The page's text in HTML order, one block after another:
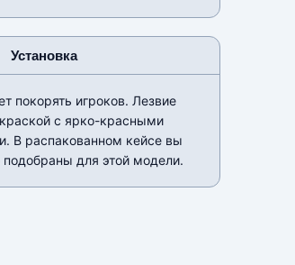
Установка
покорять игроков. Лезвие
с ярко-красными
В распакованном кейсе вы
для этой модели.